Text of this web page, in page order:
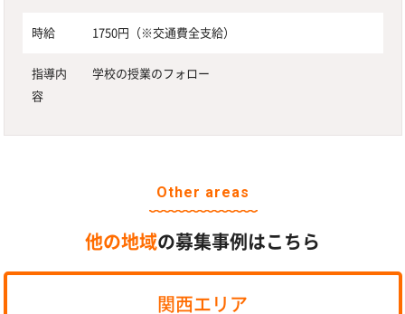
時給 1750円（※交通費全支給）
指導内
容
学校の授業のフォロー
Other areas
他の地域の募集事例はこちら
関西エリア